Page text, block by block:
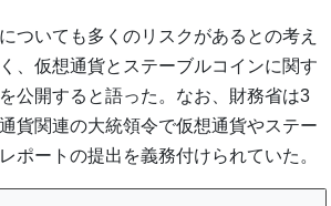
ついても多くのリスクがあるとの考え
、仮想通貨とステーブルコインに関す
公開すると語った。なお、財務省は3
貨関連の大統領令で仮想通貨やステー
ポートの提出を義務付けられていた。